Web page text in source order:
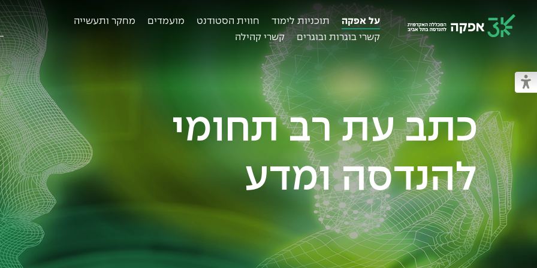
מעבר למצב נגיש
על אפקה תוכניות לימוד חווית הסטודנט מועמדים
מחקר ותעשייה
קשרי בוגרות ובוגרים
קשרי קהילה
להנדסה ומדע